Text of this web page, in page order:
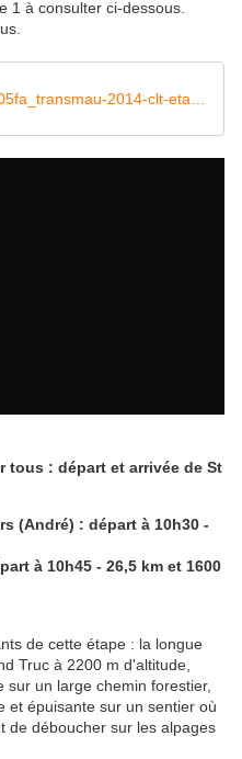
1 à consulter ci-dessous.
tous : départ et arrivée de St
(André) : départ à 10h30 -
à 10h45 - 26,5 km et 1600
de cette étape : la longue
Truc à 2200 m d'altitude,
un large chemin forestier,
et épuisante sur un sentier où
de déboucher sur les alpages